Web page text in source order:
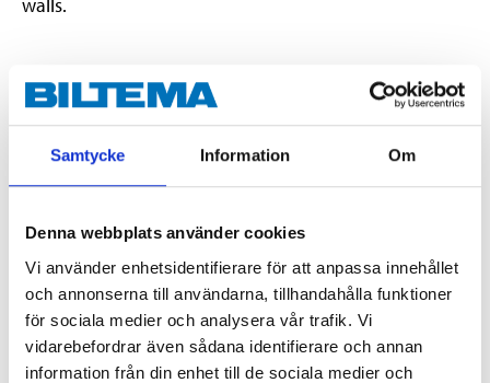
Samtycke Information Om
Denna webbplats använder cookies
Vi använder enhetsidentifierare för att anpassa innehållet
och annonserna till användarna, tillhandahålla funktioner
för sociala medier och analysera vår trafik. Vi
vidarebefordrar även sådana identifierare och annan
information från din enhet till de sociala medier och
Technical specifications
Material
Steel
Surface treatment
Hot-dip galvanized, FZV
Pipe diameter
100 mm
Width
140 mm
Height
140 mm
Thickness
0,7 mm